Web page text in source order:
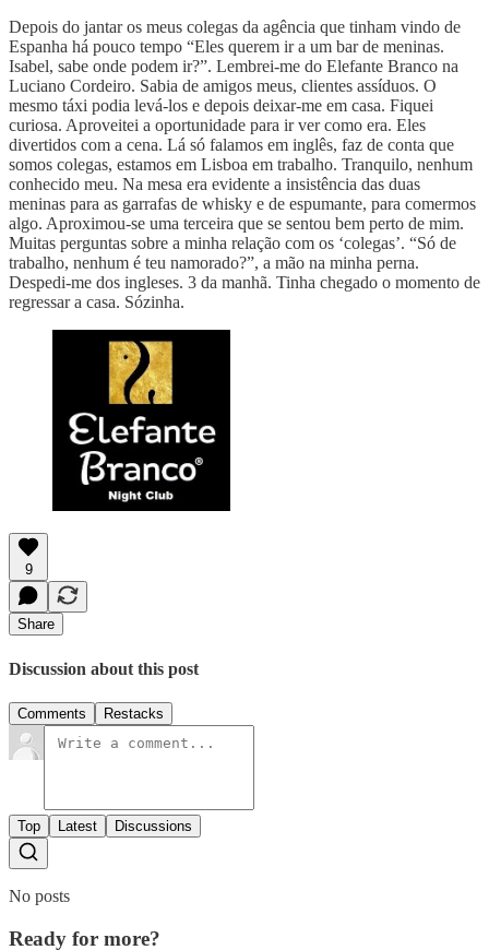
Depois do jantar os meus colegas da agência que tinham vindo de
Espanha há pouco tempo “Eles querem ir a um bar de meninas.
Isabel, sabe onde podem ir?”. Lembrei-me do Elefante Branco na
Luciano Cordeiro. Sabia de amigos meus, clientes assíduos. O
mesmo táxi podia levá-los e depois deixar-me em casa. Fiquei
curiosa. Aproveitei a oportunidade para ir ver como era. Eles
divertidos com a cena. Lá só falamos em inglês, faz de conta que
somos colegas, estamos em Lisboa em trabalho. Tranquilo, nenhum
conhecido meu. Na mesa era evidente a insistência das duas
meninas para as garrafas de whisky e de espumante, para comermos
algo. Aproximou-se uma terceira que se sentou bem perto de mim.
Muitas perguntas sobre a minha relação com os ‘colegas’. “Só de
trabalho, nenhum é teu namorado?”, a mão na minha perna.
Despedi-me dos ingleses. 3 da manhã. Tinha chegado o momento de
regressar a casa. Sózinha.
9
Share
Discussion about this post
Comments Restacks
Top Latest Discussions
No posts
Ready for more?